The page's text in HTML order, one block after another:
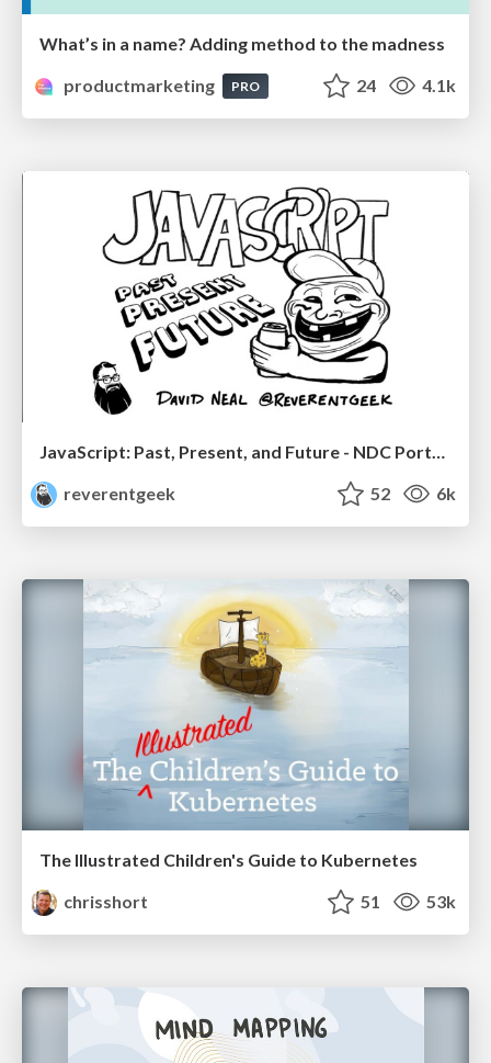
What’s in a name? Adding method to the madness
productmarketing
PRO 24 4.1k
JavaScript: Past, Present, and Future - NDC Porto 2020
reverentgeek
52 6k
The Illustrated Children's Guide to Kubernetes
chrisshort
51 53k